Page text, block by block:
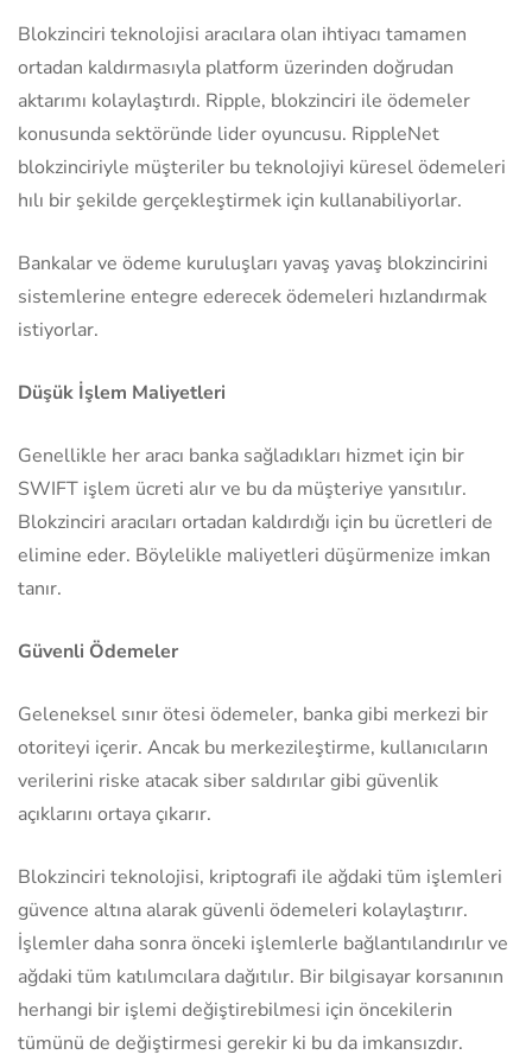
Blokzinciri teknolojisi aracılara olan ihtiyacı tamamen
ortadan kaldırmasıyla platform üzerinden doğrudan
aktarımı kolaylaştırdı. Ripple, blokzinciri ile ödemeler
konusunda sektöründe lider oyuncusu. RippleNet
blokzinciriyle müşteriler bu teknolojiyi küresel ödemeleri
hılı bir şekilde gerçekleştirmek için kullanabiliyorlar.
Bankalar ve ödeme kuruluşları yavaş yavaş blokzincirini
sistemlerine entegre ederecek ödemeleri hızlandırmak
istiyorlar.
Düşük İşlem Maliyetleri
Genellikle her aracı banka sağladıkları hizmet için bir
SWIFT işlem ücreti alır ve bu da müşteriye yansıtılır.
Blokzinciri aracıları ortadan kaldırdığı için bu ücretleri de
elimine eder. Böylelikle maliyetleri düşürmenize imkan
tanır.
Güvenli Ödemeler
Geleneksel sınır ötesi ödemeler, banka gibi merkezi bir
otoriteyi içerir. Ancak bu merkezileştirme, kullanıcıların
verilerini riske atacak siber saldırılar gibi güvenlik
açıklarını ortaya çıkarır.
Blokzinciri teknolojisi, kriptografi ile ağdaki tüm işlemleri
güvence altına alarak güvenli ödemeleri kolaylaştırır.
İşlemler daha sonra önceki işlemlerle bağlantılandırılır ve
ağdaki tüm katılımcılara dağıtılır. Bir bilgisayar korsanının
herhangi bir işlemi değiştirebilmesi için öncekilerin
tümünü de değiştirmesi gerekir ki bu da imkansızdır.